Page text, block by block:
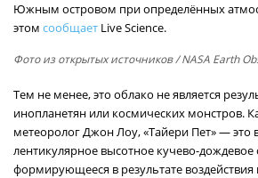
Южным островом при определённых
этом сообщает Live Science.
Фото из открытых источников/ NASA Earth
Тем не менее, это облако не является
инопланетян или космических монстров.
метеоролог Джон Лоу, «Тайери Пет» — это
лентикулярное высотное кучево-дождевое
формирующееся в результате